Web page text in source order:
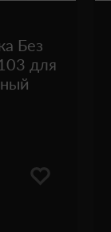
Без
для